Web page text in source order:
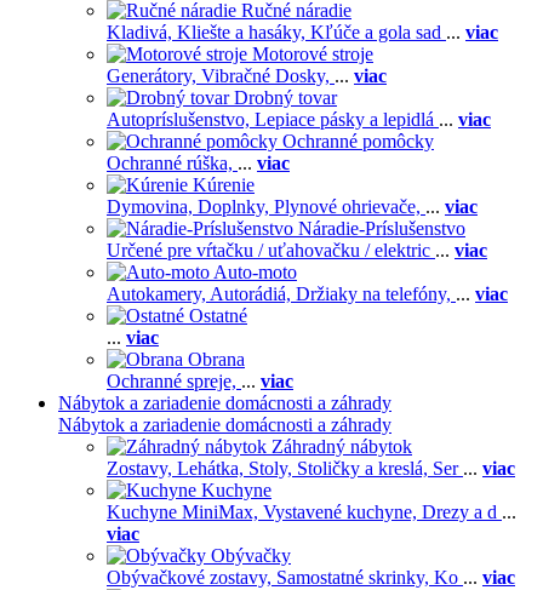
Ručné náradie
Kladivá, Kliešte a hasáky, Kľúče a gola sad ... viac
Motorové stroje
Generátory, Vibračné Dosky, ... viac
Drobný tovar
Autopríslušenstvo, Lepiace pásky a lepidlá ... viac
Ochranné pomôcky
Ochranné rúška, ... viac
Kúrenie
Dymovina, Doplnky, Plynové ohrievače, ... viac
Náradie-Príslušenstvo
Určené pre vŕtačku / uťahovačku / elektric ... viac
Auto-moto
Autokamery, Autorádiá, Držiaky na telefóny, ... viac
Ostatné
... viac
Obrana
Ochranné spreje, ... viac
Nábytok a zariadenie domácnosti a záhrady
Nábytok a zariadenie domácnosti a záhrady
Záhradný nábytok
Zostavy, Lehátka, Stoly, Stoličky a kreslá, Ser ... viac
Kuchyne
Kuchyne MiniMax, Vystavené kuchyne, Drezy a d ...
viac
Obývačky
Obývačkové zostavy, Samostatné skrinky, Ko ... viac